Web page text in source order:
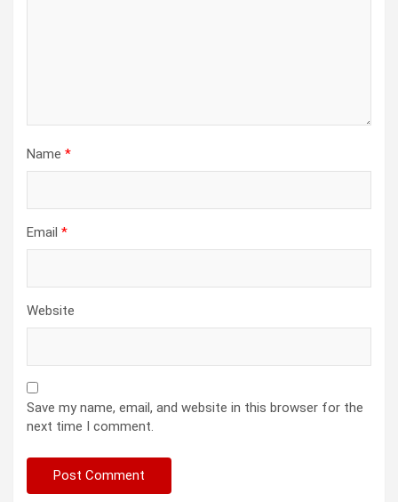
Name *
Email *
Website
Save my name, email, and website in this browser for the
next time I comment.